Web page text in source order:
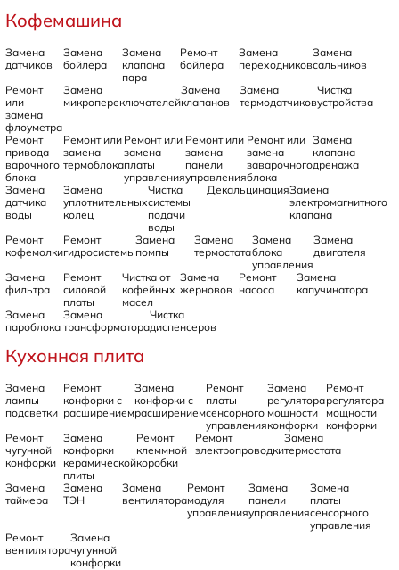
Кофемашина
Замена
датчиков
Замена
бойлера
Замена
клапана
пара
Ремонт
бойлера
Замена
переходников
Замена
сальников
Ремонт
или
замена
флоуметра
Замена
микропереключателей
Замена
клапанов
Замена
термодатчиков
Чистка
устройства
Ремонт
привода
варочного
блока
Ремонт или
замена
термоблока
Ремонт или
замена
платы
управления
Ремонт или
замена
панели
управления
Ремонт или
замена
заварочного
блока
Замена
клапана
дренажа
Замена
датчика
воды
Замена
уплотнительных
колец
Чистка
системы
подачи
воды
ДекальцинацияЗамена
электромагнитного
клапана
Ремонт
кофемолки
Ремонт
гидросистемы
Замена
помпы
Замена
термостата
Замена
блока
управления
Замена
двигателя
Замена
фильтра
Ремонт
силовой
платы
Чистка от
кофейных
масел
Замена
жерновов
Ремонт
насоса
Замена
капучинатора
Замена
пароблока
Замена
трансформатора
Чистка
диспенсеров
Кухонная плита
Замена
лампы
подсветки
Ремонт
конфорки с
расширением
Замена
конфорки с
расширением
Ремонт
платы
сенсорного
управления
Замена
регулятора
мощности
конфорки
Ремонт
регулятора
мощности
конфорки
Ремонт
чугунной
конфорки
Замена
конфорки
керамической
плиты
Ремонт
клеммной
коробки
Ремонт
электропроводки
Замена
термостата
Замена
таймера
Замена
ТЭН
Замена
вентилятора
Ремонт
модуля
управления
Замена
панели
управления
Замена
платы
сенсорного
управления
Ремонт
вентилятора
Замена
чугунной
конфорки